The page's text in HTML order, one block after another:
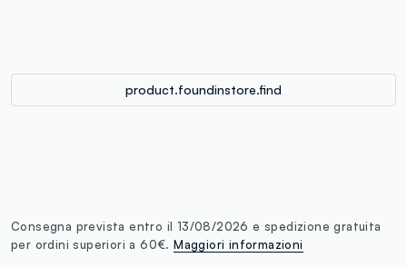
product.foundinstore.find
Consegna prevista entro il 13/08/2026 e spedizione gratuita
per ordini superiori a 60€.Maggiori informazioni